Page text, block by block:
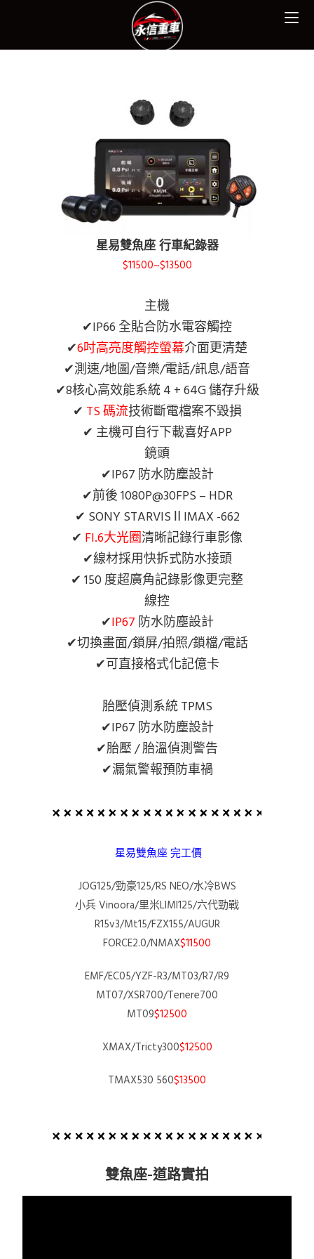
星易雙魚座 行車紀錄器
$11500~$13500
主機
✔IP66 全貼合防水電容觸控
✔6吋高亮度觸控螢幕介面更清楚
✔測速/地圖/音樂/電話/訊息/語音
✔8核心高效能系統 4 + 64G 儲存升級
✔ TS 碼流技術斷電檔案不毀損
✔ 主機可自行下載喜好APP
鏡頭
✔IP67 防水防塵設計
✔前後 1080P@30FPS – HDR
✔ SONY STARVISⅡIMAX -662
✔ FI.6大光圈清晰記錄行車影像
✔線材採用快拆式防水接頭
✔ 150 度超廣角記錄影像更完整
線控
✔IP67 防水防塵設計
✔切換畫面/鎖屏/拍照/鎖檔/電話
✔可直接格式化記億卡
胎壓偵測系統 TPMS
✔IP67 防水防塵設計
✔胎壓 / 胎溫偵測警告
✔漏氣警報預防車禍
星易雙魚座 完工價
JOG125/勁豪125/RS NEO/水冷BWS
小兵 Vinoora/里米LIMI125/六代勁戰
R15v3/Mt15/FZX155/AUGUR
FORCE2.0/NMAX$11500
EMF/EC05/YZF-R3/MT03/R7/R9
MT07/XSR700/Tenere700
MT09$12500
XMAX/Tricty300$12500
TMAX530 560$13500
雙魚座-道路實拍